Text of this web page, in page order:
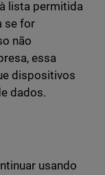
lista permitida
se for
não
essa
dispositivos
dados.
usando